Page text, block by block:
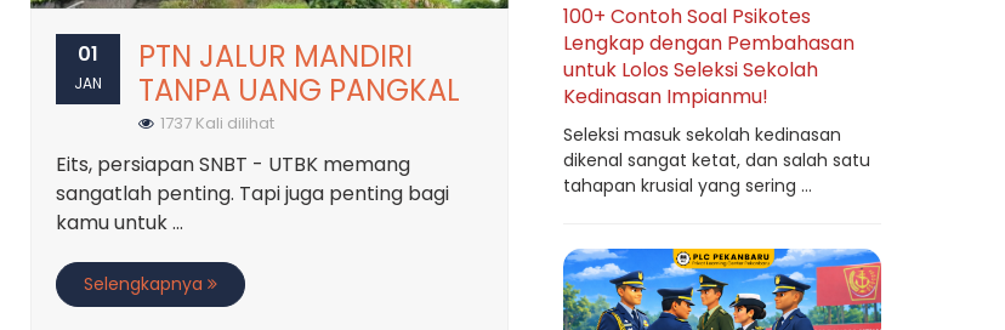
01
JAN
PTN JALUR MANDIRI
TANPA UANG PANGKAL
1737 Kali dilihat
Eits, persiapan SNBT - UTBK memang
sangatlah penting. Tapi juga penting bagi
kamu untuk ...
Selengkapnya
100+ Contoh Soal Psikotes
Lengkap dengan Pembahasan
untuk Lolos Seleksi Sekolah
Kedinasan Impianmu!
Seleksi masuk sekolah kedinasan
dikenal sangat ketat, dan salah satu
tahapan krusial yang sering ...